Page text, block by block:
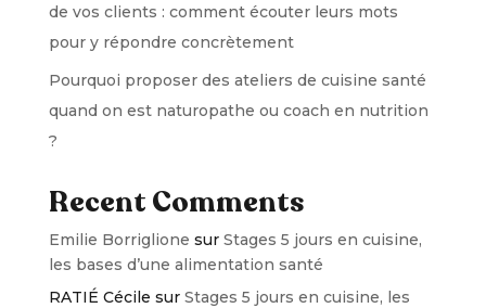
de vos clients : comment écouter leurs mots
pour y répondre concrètement
Pourquoi proposer des ateliers de cuisine santé
quand on est naturopathe ou coach en nutrition
?
Recent Comments
Emilie Borriglione sur Stages 5 jours en cuisine,
les bases d’une alimentation santé
RATIÉ Cécile sur Stages 5 jours en cuisine, les